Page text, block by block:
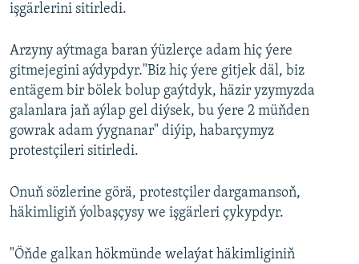
işgärlerini sitirledi.
Arzyny aýtmaga baran ýüzlerçe adam hiç ýere
gitmejegini aýdypdyr."Biz hiç ýere gitjek däl, biz
entägem bir bölek bolup gaýtdyk, häzir yzymyzda
galanlara jaň aýlap gel diýsek, bu ýere 2 müňden
gowrak adam ýygnanar" diýip, habarçymyz
protestçileri sitirledi.
Onuň sözlerine görä, protestçiler dargamansoň,
häkimligiň ýolbaşçysy we işgärleri çykypdyr.
"Öňde galkan hökmünde welaýat häkimliginiň